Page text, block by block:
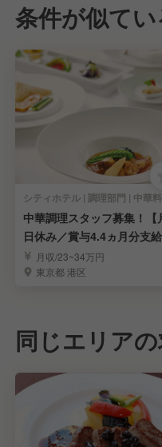
条件が似て
シ
中華調理スタッフ募集！【
日休み／賞与4.4ヵ月分支
績！】
月収/23~34万円
東京都 港区
同じエリア